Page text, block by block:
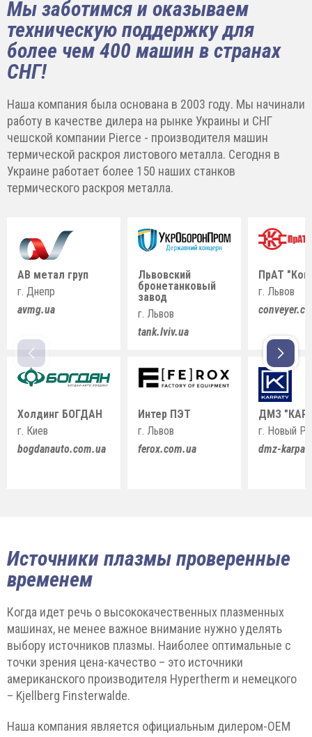
Мы заботимся и оказываем
техническую поддержку для
более чем 400 машин в странах
СНГ!
Наша компания была основана в 2003 году. Мы начинали
работу в качестве дилера на рынке Украины и СНГ
чешской компании Pierce - производителя машин
термической раскроя листового металла. Сегодня в
Украине работает более 150 наших станков
термического раскроя металла.
АВ метал груп
г. Днепр
avmg.ua
Холдинг БОГДАН
г. Киев
bogdanauto.com.ua
Львовский
бронетанковый
завод
г. Львов
tank.lviv.ua
Интер ПЭТ
г. Львов
ferox.com.ua
ПрАТ
г. Львов
ДМЗ
г. Новый
dmz-
Источники плазмы проверенные
временем
Когда идет речь о высококачественных плазменных
машинах, не менее важное внимание нужно уделять
выбору источников плазмы. Наиболее оптимальные с
точки зрения цена-качество – это источники
американского производителя Hypertherm и немецкого
– Kjellberg Finsterwalde.
Наша компания является официальным дилером-ОЕМ